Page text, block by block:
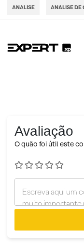
ANALISE ANALISE DE
Avaliação
O quão foi útil este